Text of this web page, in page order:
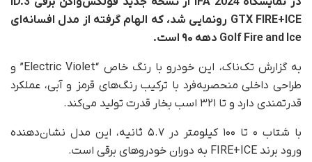
GTX FIRE+ICE رونمایی شد، که الهام گرفته از مدل افسانه‌ای
Golf Fire and Ice دهه ۹۰ است.
به گزارش تک‌ناک، این خودرو با رنگ خاص “Electric Violet” و
طراحی داخلی منحصربه‌فرد با ترکیب رنگ‌های قرمز و آبی، عملکرد
قدرتمندی دارد و تا ۳۲۱ اسب بخار قدرت تولید می‌کند.
با شتاب ۰ تا ۱۰۰ کیلومتر در ۵.۷ ثانیه، این مدل نشان‌دهنده
ورود برند FIRE+ICE به دوران خودروهای برقی است.